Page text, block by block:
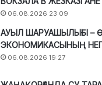
06.08.2026 23:09
АУЫЛ ШАРУАШЫЛЫҒЫ –
ЭКОНОМИКАСЫНЫҢ
06.08.2026 19:27